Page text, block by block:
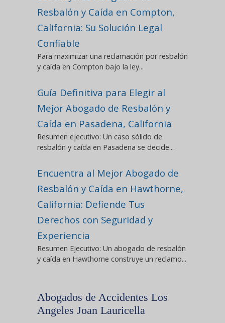
Resbalón y Caída en Compton,
California: Su Solución Legal
Confiable
Para maximizar una reclamación por resbalón
y caída en Compton bajo la ley...
Guía Definitiva para Elegir al
Mejor Abogado de Resbalón y
Caída en Pasadena, California
Resumen ejecutivo: Un caso sólido de
resbalón y caída en Pasadena se decide...
Encuentra al Mejor Abogado de
Resbalón y Caída en Hawthorne,
California: Defiende Tus
Derechos con Seguridad y
Experiencia
Resumen Ejecutivo: Un abogado de resbalón
y caída en Hawthorne construye un reclamo...
Abogados de Accidentes Los
Angeles Joan Lauricella